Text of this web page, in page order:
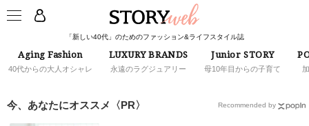
「新しい40代」のためのファッション&ライフスタイル誌
Aging Fashion
40代からの大人オシャレ
LUXURY BRANDS
永遠のラグジュアリー
Junior STORY
母10年目からの子育て
今、あなたにオススメ〈PR〉 Recommended by